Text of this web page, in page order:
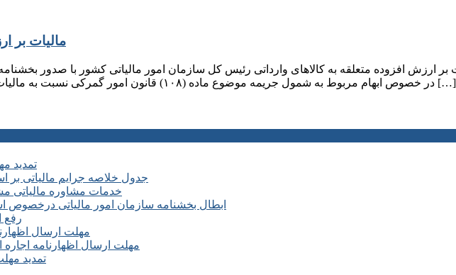
مالیات بر
ارزش افزوده متعلقه به کالاهای وارداتی رئیس کل سازمان امور مالیاتی کشور با صدور
در خصوص ابهام مربوط به شمول جریمه موضوع ماده (۱۰۸) قانون امور گمرکی نسبت به مالیات بر ارزش افزوده متعلقه به کالاهای وارداتی […]
تمدید
جدول خلاصه جرایم مالیاتی بر
خدمات مشاوره مالیاتی
ابطال بخشنامه سازمان امور مالیاتی درخصوص
رفع
مهلت ارسال اظهارنامه
مهلت ارسال اظهارنامه اجاره املاک ۱۴۰۴بعد از موعد
تمدید